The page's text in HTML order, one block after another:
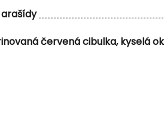
červená cibulka, kyselá